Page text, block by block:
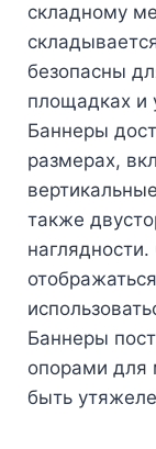
складному
безопасны
площадках и
Баннеры
размерах,
также
Баннеры
опорами для
быть